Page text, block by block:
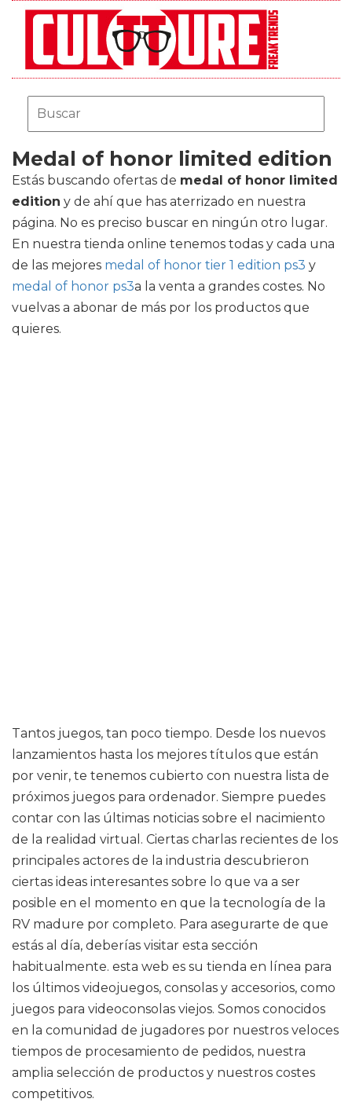
Medal of honor limited edition
Estás buscando ofertas de medal of honor limited
edition y de ahí que has aterrizado en nuestra
página. No es preciso buscar en ningún otro lugar.
En nuestra tienda online tenemos todas y cada una
de las mejores medal of honor tier 1 edition ps3 y
medal of honor ps3a la venta a grandes costes. No
vuelvas a abonar de más por los productos que
quieres.
Tantos juegos, tan poco tiempo. Desde los nuevos
lanzamientos hasta los mejores títulos que están
por venir, te tenemos cubierto con nuestra lista de
próximos juegos para ordenador. Siempre puedes
contar con las últimas noticias sobre el nacimiento
de la realidad virtual. Ciertas charlas recientes de los
principales actores de la industria descubrieron
ciertas ideas interesantes sobre lo que va a ser
posible en el momento en que la tecnología de la
RV madure por completo. Para asegurarte de que
estás al día, deberías visitar esta sección
habitualmente. esta web es su tienda en línea para
los últimos videojuegos, consolas y accesorios, como
juegos para videoconsolas viejos. Somos conocidos
en la comunidad de jugadores por nuestros veloces
tiempos de procesamiento de pedidos, nuestra
amplia selección de productos y nuestros costes
competitivos.